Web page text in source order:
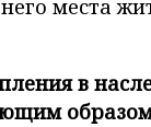
места
в